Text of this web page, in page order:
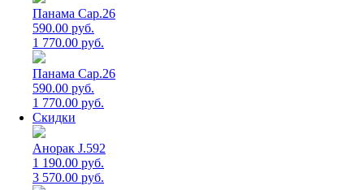
Панама Cap.26
590.00 руб.
1 770.00 руб.
Панама Cap.26
590.00 руб.
1 770.00 руб.
Скидки
Анорак J.592
1 190.00 руб.
3 570.00 руб.